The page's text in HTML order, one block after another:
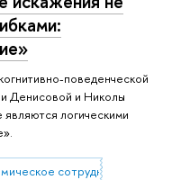
поведенческой
Денисовой и Николы
логическими
сотрудничество